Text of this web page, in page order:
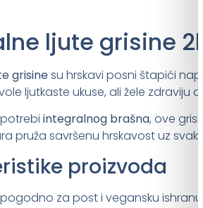
ljute grisine
grisinesu hrskavi posni štapići
ljutkaste ukuse, ali žele
integralnog brašna, ove
pruža savršenu hrskavost uz
proizvoda
za post i vegansku ishranu